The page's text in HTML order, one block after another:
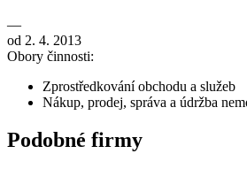
—
od 2. 4. 2013
Obory činnosti:
Zprostředkování obchodu a služeb
Nákup, prodej, správa a údržba
Podobné firmy